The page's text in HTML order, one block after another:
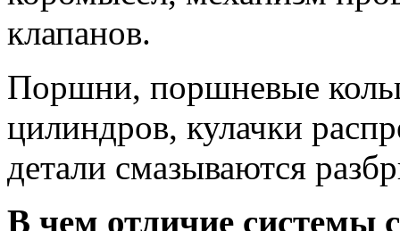
клапанов.
Поршни, поршневые
цилиндров, кулачки
детали смазываются
В чем отличие системы